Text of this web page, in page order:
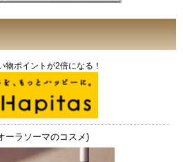
物ポイントが2倍になる！
ーラソーマのコスメ)